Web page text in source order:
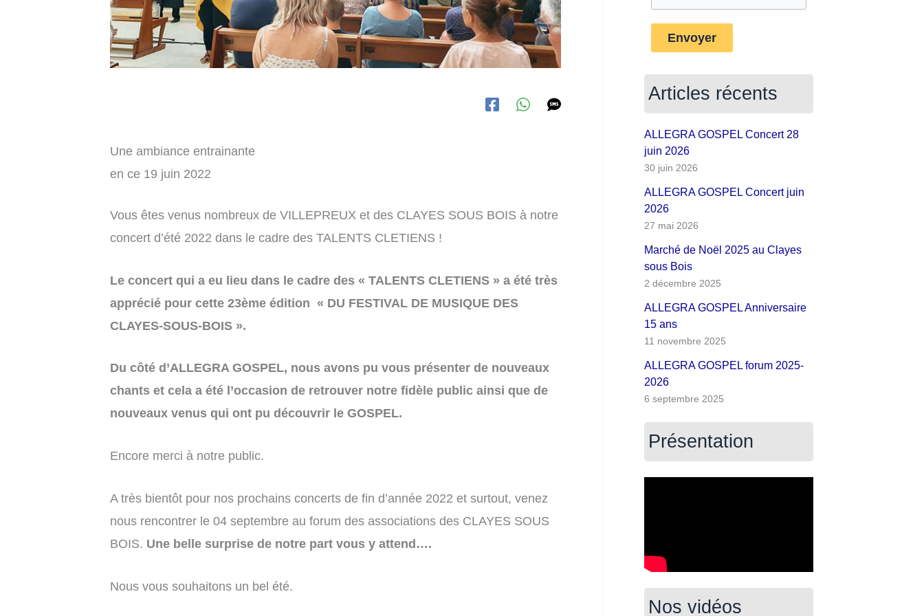
Une ambiance entrainante
en ce 19 juin 2022
Vous êtes venus nombreux de VILLEPREUX et des CLAYES SOUS BOIS à notre
concert d’été 2022 dans le cadre des TALENTS CLETIENS !
Le concert qui a eu lieu dans le cadre des « TALENTS CLETIENS » a été très
apprécié pour cette 23ème édition « DU FESTIVAL DE MUSIQUE DES
CLAYES-SOUS-BOIS ».
Du côté d’ALLEGRA GOSPEL, nous avons pu vous présenter de nouveaux
chants et cela a été l’occasion de retrouver notre fidèle public ainsi que de
nouveaux venus qui ont pu découvrir le GOSPEL.
Encore merci à notre public.
A très bientôt pour nos prochains concerts de fin d’année 2022 et surtout, venez
nous rencontrer le 04 septembre au forum des associations des CLAYES SOUS
BOIS. Une belle surprise de notre part vous y attend….
Nous vous souhaitons un bel été.
Envoyer
Articles récents
ALLEGRA GOSPEL Concert 28
juin 2026
30 juin 2026
ALLEGRA GOSPEL Concert juin
2026
27 mai 2026
Marché de Noël 2025 au Clayes
sous Bois
2 décembre 2025
ALLEGRA GOSPEL Anniversaire
15 ans
11 novembre 2025
ALLEGRA GOSPEL forum 2025-
2026
6 septembre 2025
Présentation
Nos vidéos